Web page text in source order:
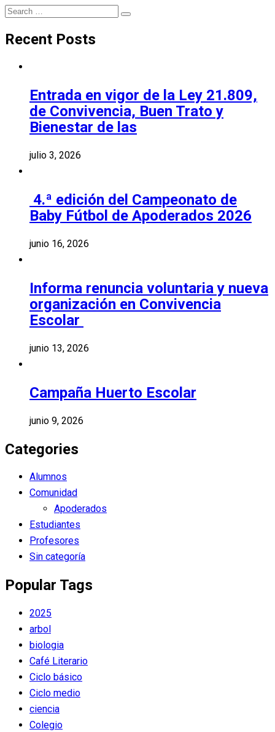
Search
Search
Recent Posts
Entrada en vigor de la Ley 21.809,
de Convivencia, Buen Trato y
Bienestar de las
julio 3, 2026
4.ª edición del Campeonato de
Baby Fútbol de Apoderados 2026
junio 16, 2026
Informa renuncia voluntaria y nueva
organización en Convivencia
Escolar
junio 13, 2026
Campaña Huerto Escolar
junio 9, 2026
Categories
Alumnos
Comunidad
Apoderados
Estudiantes
Profesores
Sin categoría
Popular Tags
2025
arbol
biologia
Café Literario
Ciclo básico
Ciclo medio
ciencia
Colegio